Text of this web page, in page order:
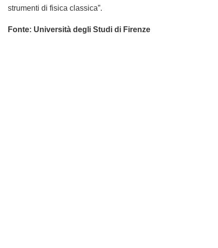
strumenti di fisica classica”.
Fonte: Università degli Studi di Firenze